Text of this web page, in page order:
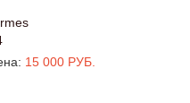
15 000 РУБ.